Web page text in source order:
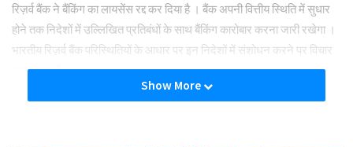
रिज़र्व बैंक ने बैंकिंग का लायसेंस रद्द कर दिया है । बैंक अपनी वित्तीय स्थिति में सुधार
होने तक निदेशों में उल्लिखित प्रतिबंधों के साथ बैंकिंग कारोबार करना जारी रखेगा ।
भारतीय रिज़र्व बैंक परिस्थितियों के आधार पर इन निदेशों में संशोधन करने पर विचार
कर सकता है।
Show More